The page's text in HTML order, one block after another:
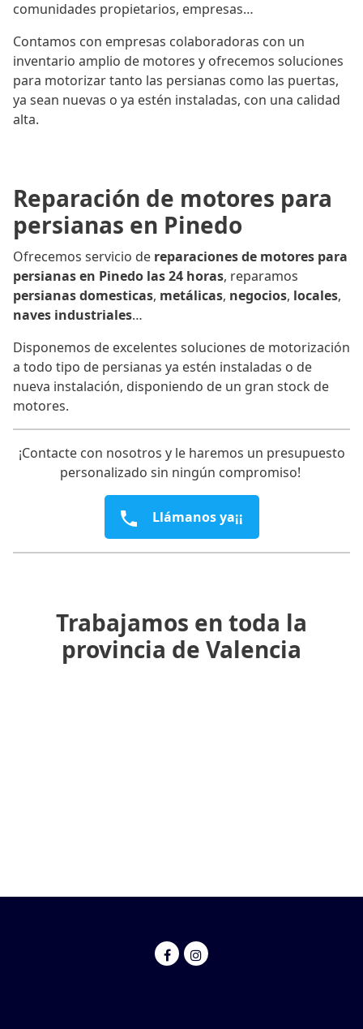
comunidades propietarios, empresas…
Contamos con empresas colaboradoras con un
inventario amplio de motores y ofrecemos soluciones
para motorizar tanto las persianas como las puertas,
ya sean nuevas o ya estén instaladas, con una calidad
alta.
Reparación de motores para
persianas en Pinedo
Ofrecemos servicio de reparaciones de motores para
persianas en Pinedo las 24 horas, reparamos
persianas domesticas, metálicas, negocios, locales,
naves industriales…
Disponemos de excelentes soluciones de motorización
a todo tipo de persianas ya estén instaladas o de
nueva instalación, disponiendo de un gran stock de
motores.
¡Contacte con nosotros y le haremos un presupuesto
personalizado sin ningún compromiso!
Llámanos ya¡¡
Trabajamos en toda la
provincia de Valencia